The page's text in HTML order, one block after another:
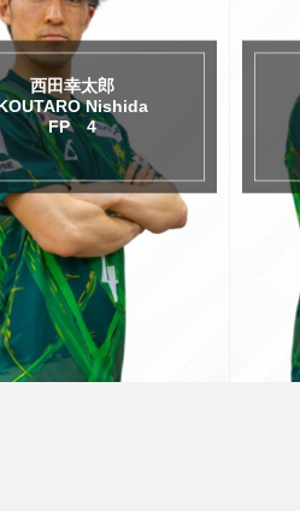
上杉友希
TOMOKI Uesugi
FP 7